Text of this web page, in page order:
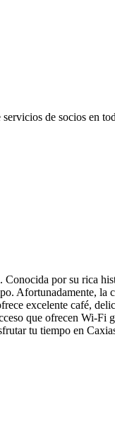
de socios en
por su rica
Afortunadamente,
excelente café,
que ofrecen Wi-
tu tiempo en